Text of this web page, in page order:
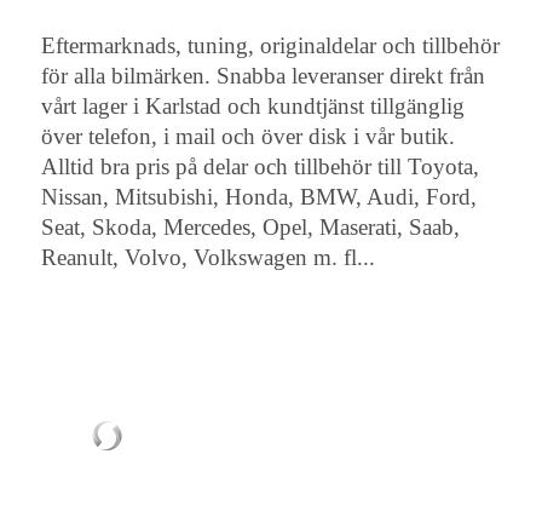
Eftermarknads, tuning, originaldelar och tillbehör
för alla bilmärken. Snabba leveranser direkt från
vårt lager i Karlstad och kundtjänst tillgänglig
över telefon, i mail och över disk i vår butik.
Alltid bra pris på delar och tillbehör till Toyota,
Nissan, Mitsubishi, Honda, BMW, Audi, Ford,
Seat, Skoda, Mercedes, Opel, Maserati, Saab,
Reanult, Volvo, Volkswagen m. fl...